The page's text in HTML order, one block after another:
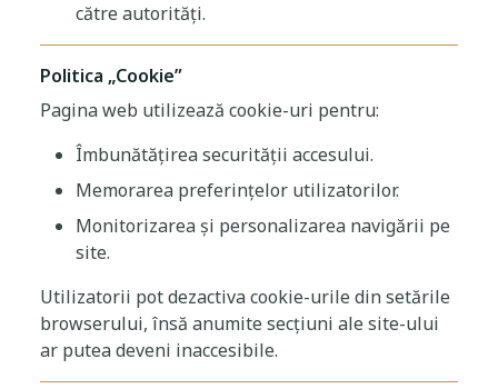
către autorități.
Politica „Cookie”
Pagina web utilizează cookie-uri pentru:
Îmbunătățirea securității accesului.
Memorarea preferințelor utilizatorilor.
Monitorizarea și personalizarea navigării pe
site.
Utilizatorii pot dezactiva cookie-urile din setările
browserului, însă anumite secțiuni ale site-ului
ar putea deveni inaccesibile.